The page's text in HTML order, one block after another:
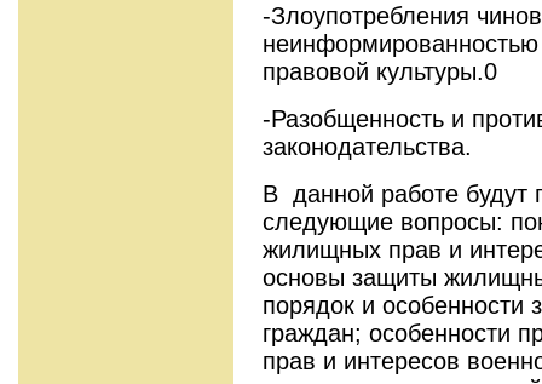
-Злоупотребления
неинформированностью
правовой культуры.0
-Разобщенность и
законодательства.
В данной работе будут
следующие вопросы:
жилищных прав и
основы защиты
порядок и
граждан; особенности
прав и интересов